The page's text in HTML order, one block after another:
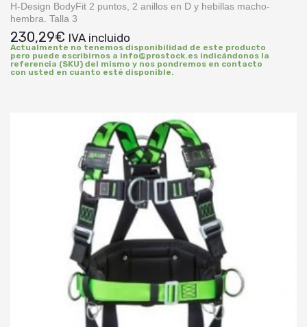
H-Design BodyFit 2 puntos, 2 anillos en D y hebillas macho-
hembra. Talla 3
230,29€ IVA incluido
Actualmente no tenemos disponibilidad de este producto
pero puede escribirnos a info@prostock.es indicándonos la
referencia (SKU) del mismo y nos pondremos en contacto
con usted en cuanto esté disponible.